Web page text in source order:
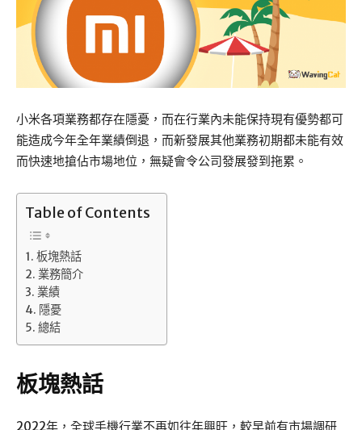
小米各項業務都存在隱憂，而在行業內未能保持現有優勢都可
能造成今年全年業績倒退，而新發展其他業務初期都未能有效
而快速地搶佔市場地位，無疑會令公司發展發到拖累。
Table of Contents
板塊熱話
業務簡介
業績
隱憂
總結
板塊熱話
2022年，全球手機行業不再如往年興旺，較早前有市場調研